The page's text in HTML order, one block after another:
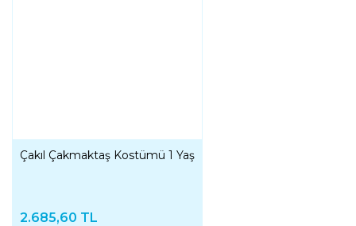
Çakıl Çakmaktaş Kostümü 1 Yaş
2.685,60 TL